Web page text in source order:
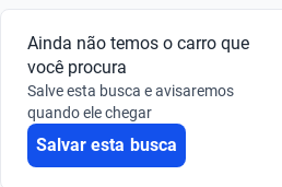
Busque por marca
Busque por modelo
Busque por versão
Ainda não temos o carro que
você procura
Salve esta busca e avisaremos
quando ele chegar
Salvar esta busca